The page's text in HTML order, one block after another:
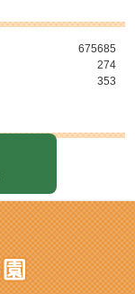
675685
274
353